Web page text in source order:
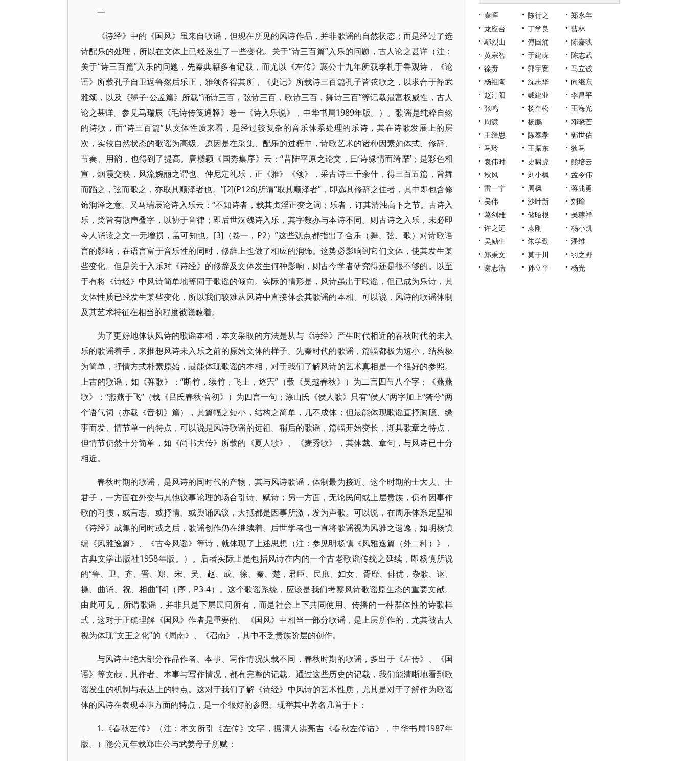
一
《诗经》中的《国风》虽来自歌谣，但现在所见的风诗作品，并非歌谣的自然状态；而是经过了选
诗配乐的处理，所以在文体上已经发生了一些变化。关于“诗三百篇”入乐的问题，古人论之甚详（注：
关于“诗三百篇”入乐的问题，先秦典籍多有记载，而尤以《左传》襄公十九年所载季札于鲁观诗，《论
语》所载孔子自卫返鲁然后乐正，雅颂各得其所，《史记》所载诗三百篇孔子皆弦歌之，以求合于韶武
雅颂，以及《墨子·公孟篇》所载“诵诗三百，弦诗三百，歌诗三百，舞诗三百”等记载最富权威性，古人
论之甚详。参见马瑞辰《毛诗传笺通释》卷一《诗入乐说》，中华书局1989年版。）。歌谣是纯粹自然
的诗歌，而“诗三百篇”从文体性质来看，是经过较复杂的音乐体系处理的乐诗，其在诗歌发展上的层
次，实较自然状态的歌谣为高级。原因是在采集、配乐的过程中，诗歌艺术的诸种因素如体式、修辞、
节奏、用韵，也得到了提高。唐楼颖《国秀集序》云：“昔陆平原之论文，曰‘诗缘情而绮靡’；是彩色相
宣，烟霞交映，风流婉丽之谓也。仲尼定礼乐，正《雅》《颂》，采古诗三千余什，得三百五篇，皆舞
而蹈之，弦而歌之，亦取其顺泽者也。”[2](P126)所谓“取其顺泽者”，即选其修辞之佳者，其中即包含修
饰润泽之意。又马瑞辰论诗入乐云：“不知诗者，载其贞淫正变之词；乐者，订其清浊高下之节。古诗入
乐，类皆有散声叠字，以协于音律；即后世汉魏诗入乐，其字数亦与本诗不同。则古诗之入乐，未必即
今人诵读之文一无增损，盖可知也。[3]（卷一，P2）”这些观点都指出了合乐（舞、弦、歌）对诗歌语
言的影响，在语言富于音乐性的同时，修辞上也做了相应的润饰。这势必影响到它们文体，使其发生某
些变化。但是关于入乐对《诗经》的修辞及文体发生何种影响，则古今学者研究得还是很不够的。以至
于有将《诗经》中风诗简单地等同于歌谣的倾向。实际的情形是，风诗虽出于歌谣，但已成为乐诗，其
文体性质已经发生某些变化，所以我们较难从风诗中直接体会其歌谣的本相。可以说，风诗的歌谣体制
及其艺术特征在相当的程度被隐蔽着。
为了更好地体认风诗的歌谣本相，本文采取的方法是从与《诗经》产生时代相近的春秋时代的未入
乐的歌谣着手，来推想风诗未入乐之前的原始文体的样子。先秦时代的歌谣，篇幅都极为短小，结构极
为简单，抒情方式朴素原始，最能体现歌谣的本相，对于我们了解风诗的艺术真相是一个很好的参照。
上古的歌谣，如《弹歌》：“断竹，续竹，飞土，逐宍”（载《吴越春秋》）为二言四节八个字；《燕燕
歌》：“燕燕于飞”（载《吕氏春秋·音初》）为四言一句；涂山氏《侯人歌》只有“侯人”两字加上“猗兮”两
个语气词（亦载《音初》篇），其篇幅之短小，结构之简单，几不成体；但最能体现歌谣直抒胸臆、缘
事而发、情节单一的特点，可以说是风诗歌谣的远祖。稍后的歌谣，篇幅开始变长，渐具歌章之特点，
但情节仍然十分简单，如《尚书大传》所载的《夏人歌》、《麦秀歌》，其体裁、章句，与风诗已十分
相近。
春秋时期的歌谣，是风诗的同时代的产物，其与风诗歌谣，体制最为接近。这个时期的士大夫、士
君子，一方面在外交与其他议事论理的场合引诗、赋诗；另一方面，无论民间或上层贵族，仍有因事作
歌的习惯，或言志、或抒情、或舆诵风议，大抵都是因事所激，发为声歌。可以说，在周乐体系定型和
《诗经》成集的同时或之后，歌谣创作仍在继续着。后世学者也一直将歌谣视为风雅之遗逸，如明杨慎
编《风雅逸篇》、《古今风谣》等诗，就体现了上述思想（注：参见明杨慎《风雅逸篇（外二种）》，
古典文学出版社1958年版。）。后者实际上是包括风诗在内的一个古老歌谣传统之延续，即杨慎所说
的“鲁、卫、齐、晋、郑、宋、吴、赵、成、徐、秦、楚，君臣、民庶、妇女、胥靡、俳优，杂歌、讴、
操、曲诵、祝、相曲”[4]（序，P3-4）。这个歌谣系统，应该是我们考察风诗歌谣原生态的重要文献。
由此可见，所谓歌谣，并非只是下层民间所有，而是社会上下共同使用、传播的一种群体性的诗歌样
式，这对于正确理解《国风》作者是重要的。《国风》中相当一部分歌谣，是上层所作的，尤其被古人
视为体现“文王之化”的《周南》、《召南》，其中不乏贵族阶层的创作。
与风诗中绝大部分作品作者、本事、写作情况失载不同，春秋时期的歌谣，多出于《左传》、《国
语》等文献，其作者、本事与写作情况，都有完整的记载。通过这些历史的记载，我们能清晰地看到歌
谣发生的机制与表达上的特点。这对于我们了解《诗经》中风诗的艺术性质，尤其是对于了解作为歌谣
体的风诗在表现本事方面的特点，是一个很好的参照。现举其中著名几首于下：
1.《春秋左传》（注：本文所引《左传》文字，据清人洪亮吉《春秋左传诂》，中华书局1987年
版。）隐公元年载郑庄公与武姜母子所赋：
秦晖 陈行之
郑永年
龙应台
丁学良
曹林
鄢烈山
傅国涌
陈嘉映
黄宗智
于建嵘
陈志武
徐贲
郭宇宽
马立诚
杨祖陶
沈志华
向继东
赵汀阳
戴建业
李昌平
张鸣
杨奎松
王海光
周濂
杨鹏
邓晓芒
王缉思
陈奉孝
郭世佑
马玲
王振东
狄马
袁伟时
史啸虎
熊培云
秋风
刘小枫
孟令伟
雷一宁
周枫
蒋兆勇
吴伟
沙叶新
刘瑜
葛剑雄
储昭根
吴稼祥
许之远
袁刚
杨小凯
吴励生
朱学勤
潘维
郑秉文
莫于川
羽之野
谢志浩
孙立平 杨光